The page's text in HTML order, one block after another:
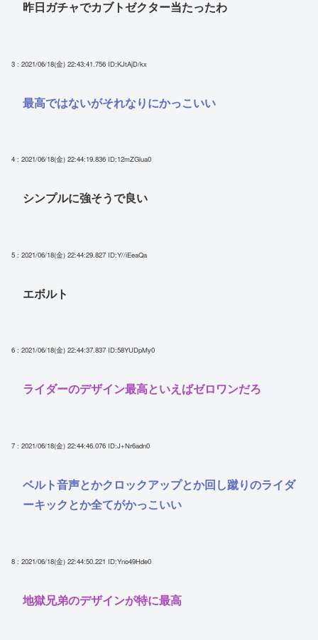
昨日ガチャでカブトゼクター当たったわ
3 : 2021/06/18(金) 22:43:41.756 ID:KJtAjD/kx
最高ではないがそれなりにかっこいい
4 : 2021/06/18(金) 22:44:19.836 ID:12mZGlua0
シンプルに強そうで良い
5 : 2021/06/18(金) 22:44:29.827 ID:Y//iEeaQa
エボルト
6 : 2021/06/18(金) 22:44:37.837 ID:58YUDpMy0
ライダーのデザイン最高といえばゼロワンだろ
7 : 2021/06/18(金) 22:44:46.076 ID:J+Nr6adn0
ベルト音声とかクロックアップとか回し蹴りのライダ
ーキックとか全てがかっこいい
8 : 2021/06/18(金) 22:44:50.221 ID:Yno49Hde0
地獄兄弟のデザインが特に最高